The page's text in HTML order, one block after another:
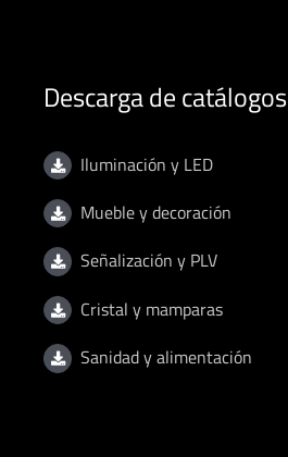
Descarga de catálogos
Iluminación y LED
Mueble y decoración
Señalización y PLV
Cristal y mamparas
Sanidad y alimentación